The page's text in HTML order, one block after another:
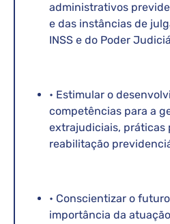
administrativos
e das instâncias de
INSS e do Poder
• Estimular o
competências para a
extrajudiciais, práticas
reabilitação
• Conscientizar o
importância da